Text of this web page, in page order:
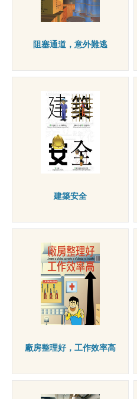
阻塞通道，意外難逃
建築安全
廠房整理好，工作效率高